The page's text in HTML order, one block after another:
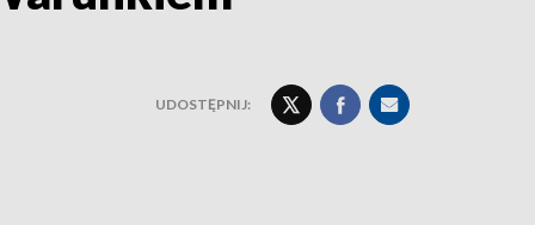
UDOSTĘPNIJ: